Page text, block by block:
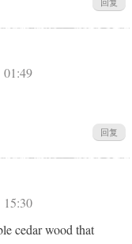
回复
cedar wood that